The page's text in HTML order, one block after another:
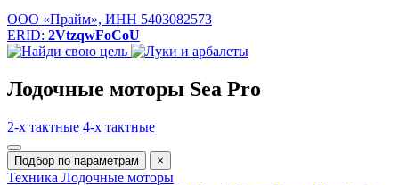
ООО «Прайм», ИНН 5403082573
ERID: 2VtzqwFoCoU
Лодочные моторы Sea Pro
2-х тактные 4-х тактные
Подбор по параметрам ×
Техника Лодочные моторы